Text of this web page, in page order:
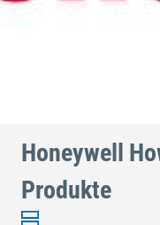
Honeywell
Produkte